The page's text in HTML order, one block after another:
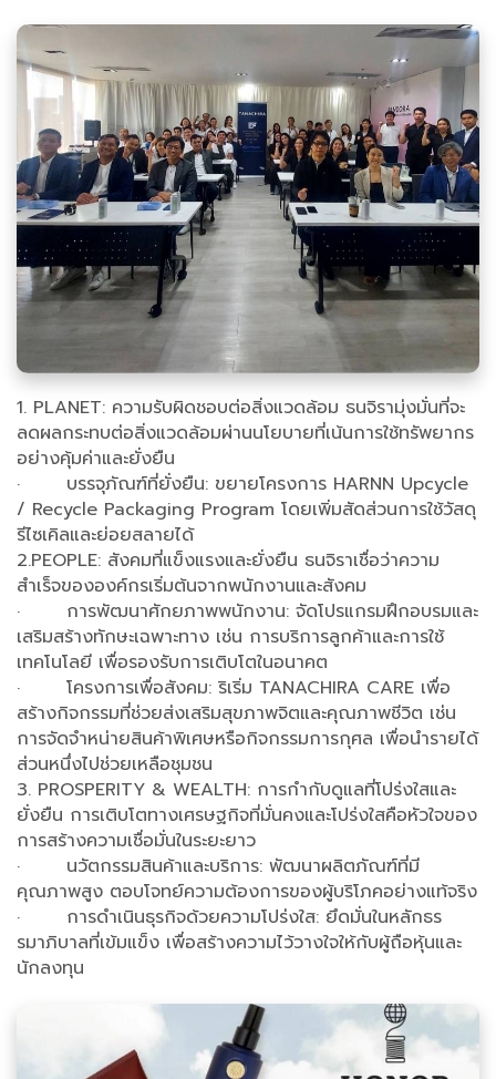
1. PLANET: ความรับผิดชอบต่อสิ่งแวดล้อม ธนจิรามุ่งมั่นที่จะ
ลดผลกระทบต่อสิ่งแวดล้อมผ่านนโยบายที่เน้นการใช้ทรัพยากร
อย่างคุ้มค่าและยั่งยืน
· บรรจุภัณฑ์ที่ยั่งยืน: ขยายโครงการ HARNN Upcycle
/ Recycle Packaging Program โดยเพิ่มสัดส่วนการใช้วัสดุ
รีไซเคิลและย่อยสลายได้
2.PEOPLE: สังคมที่แข็งแรงและยั่งยืน ธนจิราเชื่อว่าความ
สำเร็จขององค์กรเริ่มต้นจากพนักงานและสังคม
· การพัฒนาศักยภาพพนักงาน: จัดโปรแกรมฝึกอบรมและ
เสริมสร้างทักษะเฉพาะทาง เช่น การบริการลูกค้าและการใช้
เทคโนโลยี เพื่อรองรับการเติบโตในอนาคต
· โครงการเพื่อสังคม: ริเริ่ม TANACHIRA CARE เพื่อ
สร้างกิจกรรมที่ช่วยส่งเสริมสุขภาพจิตและคุณภาพชีวิต เช่น
การจัดจำหน่ายสินค้าพิเศษหรือกิจกรรมการกุศล เพื่อนำรายได้
ส่วนหนึ่งไปช่วยเหลือชุมชน
3. PROSPERITY & WEALTH: การกำกับดูแลที่โปร่งใสและ
ยั่งยืน การเติบโตทางเศรษฐกิจที่มั่นคงและโปร่งใสคือหัวใจของ
การสร้างความเชื่อมั่นในระยะยาว
· นวัตกรรมสินค้าและบริการ: พัฒนาผลิตภัณฑ์ที่มี
คุณภาพสูง ตอบโจทย์ความต้องการของผู้บริโภคอย่างแท้จริง
· การดำเนินธุรกิจด้วยความโปร่งใส: ยึดมั่นในหลักธร
รมาภิบาลที่เข้มแข็ง เพื่อสร้างความไว้วางใจให้กับผู้ถือหุ้นและ
นักลงทุน